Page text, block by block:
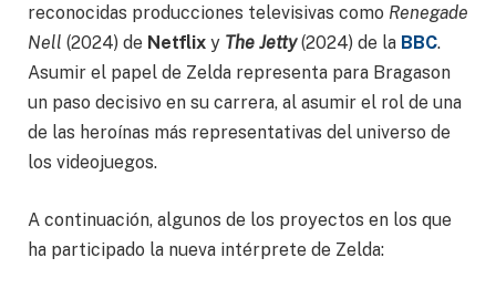
reconocidas producciones televisivas como Renegade
Nell (2024) de Netflix y The Jetty (2024) de la BBC.
Asumir el papel de Zelda representa para Bragason
un paso decisivo en su carrera, al asumir el rol de una
de las heroínas más representativas del universo de
los videojuegos.
A continuación, algunos de los proyectos en los que
ha participado la nueva intérprete de Zelda: